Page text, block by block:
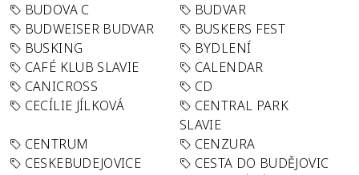
BUDOVA C
BUDVAR
BUDWEISER BUDVAR
BUSKERS FEST
BUSKING
BYDLENÍ
CAFÉ KLUB SLAVIE
CALENDAR
CANICROSS
CD
CECÍLIE JÍLKOVÁ
CENTRAL PARK
SLAVIE
CENTRUM
CENZURA
CESKEBUDEJOVICE
CESTA DO BUDĚJOVIC